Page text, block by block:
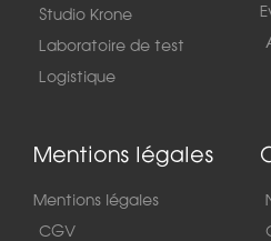
Studio Krone
Laboratoire de test
Logistique
Mentions légales
Mentions légales
CGV